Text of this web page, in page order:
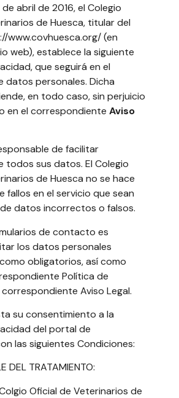
abril de 2016, el Colegio
de Huesca, titular del
www.covhuesca.org/ (en
web), establece la siguiente
que seguirá en el
datos personales. Dicha
en todo caso, sin perjuicio
en el correspondiente Aviso
de facilitar
sus datos. El Colegio
de Huesca no se hace
fallos en el servicio que sean
datos incorrectos o falsos.
de contacto es
los datos personales
obligatorios, así como
Política de
Aviso Legal.
su consentimiento a la
del portal de
las siguientes Condiciones:
DEL TRATAMIENTO:
Oficial de Veterinarios de